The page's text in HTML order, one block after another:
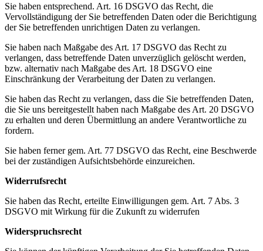
Sie haben entsprechend. Art. 16 DSGVO das Recht, die
Vervollständigung der Sie betreffenden Daten oder die Berichtigung
der Sie betreffenden unrichtigen Daten zu verlangen.
Sie haben nach Maßgabe des Art. 17 DSGVO das Recht zu
verlangen, dass betreffende Daten unverzüglich gelöscht werden,
bzw. alternativ nach Maßgabe des Art. 18 DSGVO eine
Einschränkung der Verarbeitung der Daten zu verlangen.
Sie haben das Recht zu verlangen, dass die Sie betreffenden Daten,
die Sie uns bereitgestellt haben nach Maßgabe des Art. 20 DSGVO
zu erhalten und deren Übermittlung an andere Verantwortliche zu
fordern.
Sie haben ferner gem. Art. 77 DSGVO das Recht, eine Beschwerde
bei der zuständigen Aufsichtsbehörde einzureichen.
Widerrufsrecht
Sie haben das Recht, erteilte Einwilligungen gem. Art. 7 Abs. 3
DSGVO mit Wirkung für die Zukunft zu widerrufen
Widerspruchsrecht